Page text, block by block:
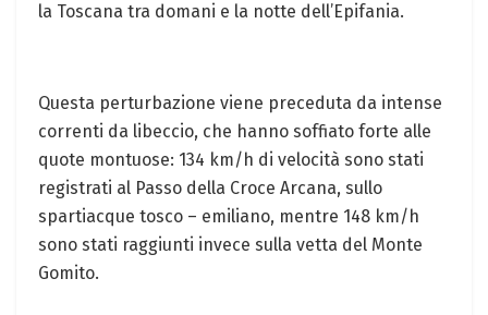
la Toscana tra domani e la notte dell’Epifania.
Questa perturbazione viene preceduta da intense
correnti da libeccio, che hanno soffiato forte alle
quote montuose: 134 km/h di velocità sono stati
registrati al Passo della Croce Arcana, sullo
spartiacque tosco – emiliano, mentre 148 km/h
sono stati raggiunti invece sulla vetta del Monte
Gomito.